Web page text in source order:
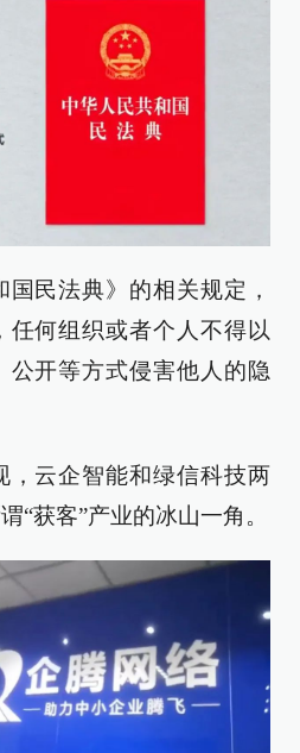
民法典》的相关规定，
任何组织或者个人不得以
公开等方式侵害他人的隐
，云企智能和绿信科技两
“获客”产业的冰山一角。